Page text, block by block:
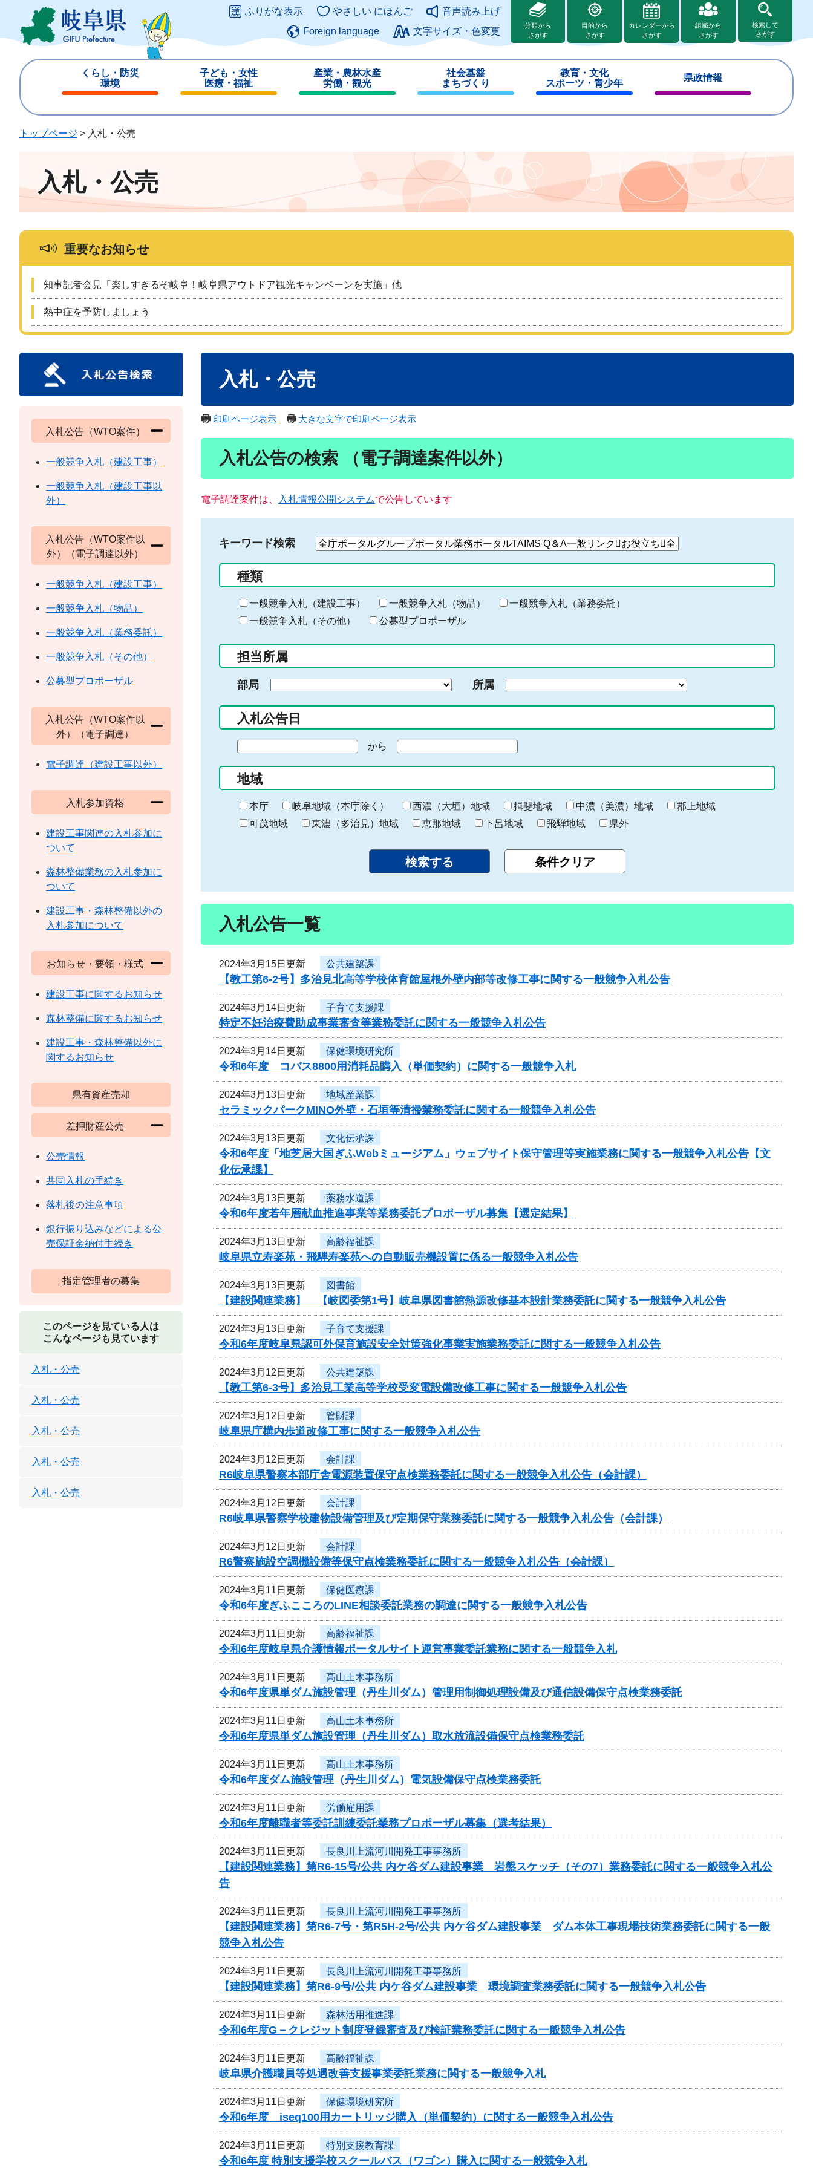
ジ
ュ
このページの本文へ
ふりがな表示 やさしい にほんご
音声読み上げ
Foreign language
文字サイズ・色変更
分類から
さがす
目的から
さがす
カレンダーから
さがす
組織から
さがす
検索して
さがす
くらし・防災
環境
じ
子ども・女性
医療・福祉
じ
産業・農林水産
労働・観光
じ
社会基盤
まちづくり
じ
教育・文化
スポーツ・青少年
じ
県政情報
じ
トップページ > 入札・公売
入札・公売
重要なお知らせ
知事記者会見「楽しすぎるぞ岐阜！岐阜県アウトドア観光キャンペーンを実施」他
熱中症を予防しましょう
入札・公売
印刷ページ表示 大きな文字で印刷ページ表示
入札公告の検索 （電子調達案件以外）
電子調達案件は、 入札情報公開システムで公告しています
キーワード検索
検
る
キ
ー
ー
入
力
種類
一般競争入札（建設工事） 一般競争入札（物品）
一般競争入札（業務委託）
一般競争入札（その他）
公募型プロポーザル
担当所属
部局 所属
入札公告日
の
始
ま
り
から
終
わ
り
地域
本庁 岐阜地域（本庁除く） 西濃（大垣）地域 揖斐地域 中濃（美濃）地域
郡上地域
可茂地域
東濃（多治見）地域 恵那地域 下呂地域 飛騨地域 県外
入札公告一覧
2024年3月15日更新 公共建築課
【教工第6-2号】多治見北高等学校体育館屋根外壁内部等改修工事に関する一般競争入札公告
2024年3月14日更新 子育て支援課
特定不妊治療費助成事業審査等業務委託に関する一般競争入札公告
2024年3月14日更新 保健環境研究所
令和6年度 コバス8800用消耗品購入（単価契約）に関する一般競争入札
2024年3月13日更新 地域産業課
セラミックパークMINO外壁・石垣等清掃業務委託に関する一般競争入札公告
2024年3月13日更新 文化伝承課
令和6年度「地芝居大国ぎふWebミュージアム」ウェブサイト保守管理等実施業務に関する一般競争入札公告【文
化伝承課】
2024年3月13日更新 薬務水道課
令和6年度若年層献血推進事業等業務委託プロポーザル募集【選定結果】
2024年3月13日更新 高齢福祉課
岐阜県立寿楽苑・飛騨寿楽苑への自動販売機設置に係る一般競争入札公告
2024年3月13日更新 図書館
【建設関連業務】 【岐図委第1号】岐阜県図書館熱源改修基本設計業務委託に関する一般競争入札公告
2024年3月13日更新 子育て支援課
令和6年度岐阜県認可外保育施設安全対策強化事業実施業務委託に関する一般競争入札公告
2024年3月12日更新 公共建築課
【教工第6-3号】多治見工業高等学校受変電設備改修工事に関する一般競争入札公告
2024年3月12日更新 管財課
岐阜県庁構内歩道改修工事に関する一般競争入札公告
2024年3月12日更新 会計課
R6岐阜県警察本部庁舎電源装置保守点検業務委託に関する一般競争入札公告（会計課）
2024年3月12日更新 会計課
R6岐阜県警察学校建物設備管理及び定期保守業務委託に関する一般競争入札公告（会計課）
2024年3月12日更新 会計課
R6警察施設空調機設備等保守点検業務委託に関する一般競争入札公告（会計課）
2024年3月11日更新 保健医療課
令和6年度ぎふこころのLINE相談委託業務の調達に関する一般競争入札公告
2024年3月11日更新 高齢福祉課
令和6年度岐阜県介護情報ポータルサイト運営事業委託業務に関する一般競争入札
2024年3月11日更新 高山土木事務所
令和6年度県単ダム施設管理（丹生川ダム）管理用制御処理設備及び通信設備保守点検業務委託
2024年3月11日更新 高山土木事務所
令和6年度県単ダム施設管理（丹生川ダム）取水放流設備保守点検業務委託
2024年3月11日更新 高山土木事務所
令和6年度ダム施設管理（丹生川ダム）電気設備保守点検業務委託
2024年3月11日更新 労働雇用課
令和6年度離職者等委託訓練委託業務プロポーザル募集（選考結果）
2024年3月11日更新 長良川上流河川開発工事事務所
【建設関連業務】第R6-15号/公共 内ケ谷ダム建設事業 岩盤スケッチ（その7）業務委託に関する一般競争入札公
告
2024年3月11日更新 長良川上流河川開発工事事務所
【建設関連業務】第R6-7号・第R5H-2号/公共 内ケ谷ダム建設事業 ダム本体工事現場技術業務委託に関する一般
競争入札公告
2024年3月11日更新 長良川上流河川開発工事事務所
【建設関連業務】第R6-9号/公共 内ケ谷ダム建設事業 環境調査業務委託に関する一般競争入札公告
2024年3月11日更新 森林活用推進課
令和6年度G－クレジット制度登録審査及び検証業務委託に関する一般競争入札公告
2024年3月11日更新 高齢福祉課
岐阜県介護職員等処遇改善支援事業委託業務に関する一般競争入札
2024年3月11日更新 保健環境研究所
令和6年度 iseq100用カートリッジ購入（単価契約）に関する一般競争入札公告
2024年3月11日更新 特別支援教育課
令和6年度 特別支援学校スクールバス（ワゴン）購入に関する一般競争入札
入札公告（WTO案件）
一般競争入札（建設工事）
一般競争入札（建設工事以
外）
入札公告（WTO案件以
外）（電子調達以外）
一般競争入札（建設工事）
一般競争入札（物品）
一般競争入札（業務委託）
一般競争入札（その他）
公募型プロポーザル
入札公告（WTO案件以
外）（電子調達）
電子調達（建設工事以外）
入札参加資格
建設工事関連の入札参加に
ついて
森林整備業務の入札参加に
ついて
建設工事・森林整備以外の
入札参加について
お知らせ・要領・様式
建設工事に関するお知らせ
森林整備に関するお知らせ
建設工事・森林整備以外に
関するお知らせ
県有資産売却
差押財産公売
公売情報
共同入札の手続き
落札後の注意事項
銀行振り込みなどによる公
売保証金納付手続き
指定管理者の募集
このページを見ている人は
こんなページも見ています
入札・公売
入札・公売
入札・公売
入札・公売
入札・公売